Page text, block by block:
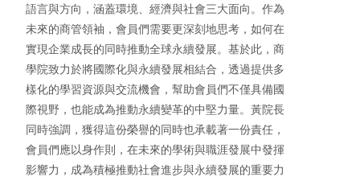
語言與方向，涵蓋環境、經濟與社會三大面向。作為
未來的商管領袖，會員們需要更深刻地思考，如何在
實現企業成長的同時推動全球永續發展。基於此，商
學院致力於將國際化與永續發展相結合，透過提供多
樣化的學習資源與交流機會，幫助會員們不僅具備國
際視野，也能成為推動永續變革的中堅力量。黃院長
同時強調，獲得這份榮譽的同時也承載著一份責任，
會員們應以身作則，在未來的學術與職涯發展中發揮
影響力，成為積極推動社會進步與永續發展的重要力